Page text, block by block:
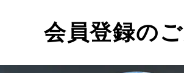
会員登録の